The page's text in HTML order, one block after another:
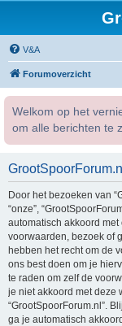
V&A
Forumoverzicht
Welkom op het
om alle berichten te
Door het bezoeken van
“onze”,
automatisch akkoord
voorwaarden, bezoek of
hebben het recht om de
ons best doen om je
te raden om zelf de
je niet akkoord met deze
“GrootSpoorForum.nl”.
ga je automatisch